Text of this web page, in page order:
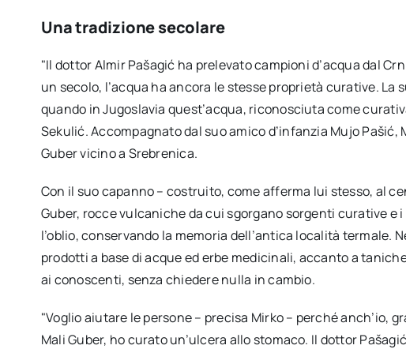
Una tradizione secolare
"Il dottor Almir Pašagić ha prelevato campioni d’acqua dal
un secolo, l’acqua ha ancora le stesse proprietà curative. La
quando in Jugoslavia quest’acqua, riconosciuta come
Sekulić. Accompagnato dal suo amico d’infanzia Mujo Pašić,
Guber vicino a Srebrenica.
Con il suo capanno – costruito, come afferma lui stesso, al
Guber, rocce vulcaniche da cui sgorgano sorgenti curative e
l’oblio, conservando la memoria dell’antica località termale.
prodotti a base di acque ed erbe medicinali, accanto a
ai conoscenti, senza chiedere nulla in cambio.
"Voglio aiutare le persone – precisa Mirko – perché anch’io,
Mali Guber, ho curato un’ulcera allo stomaco. Il dottor